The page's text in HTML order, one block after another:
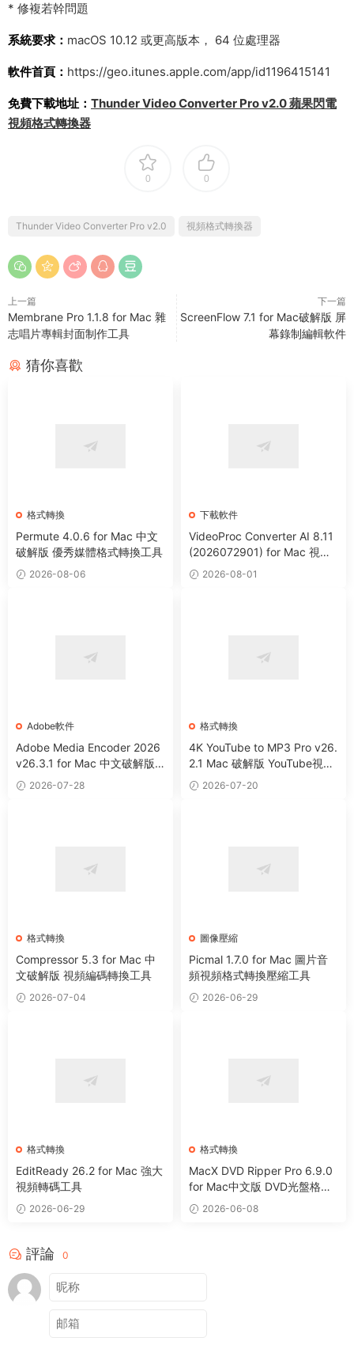
* 修複若幹問題
系統要求： macOS 10.12 或更高版本， 64 位處理器
軟件首頁： https://geo.itunes.apple.com/app/id1196415141
免費下載地址： Thunder Video Converter Pro v2.0 蘋果閃電
視頻格式轉換器
0 0
Thunder Video Converter Pro v2.0 視頻格式轉換器
上一篇
Membrane Pro 1.1.8 for Mac 雜
志唱片專輯封面制作工具
下一篇
ScreenFlow 7.1 for Mac破解版 屏
幕錄制編輯軟件
猜你喜歡
格式轉換
Permute 4.0.6 for Mac 中文
破解版 優秀媒體格式轉換工具
2026-08-06
下載軟件
VideoProc Converter AI 8.11
(2026072901) for Mac 視頻
編輯處理下載格式轉換工具
2026-08-01
Adobe軟件
Adobe Media Encoder 2026
v26.3.1 for Mac 中文破解版
視頻音頻編碼器
2026-07-28
格式轉換
4K YouTube to MP3 Pro v26.
2.1 Mac 破解版 YouTube視頻
轉MP3工具
2026-07-20
格式轉換
Compressor 5.3 for Mac 中
文破解版 視頻編碼轉換工具
2026-07-04
圖像壓縮
Picmal 1.7.0 for Mac 圖片音
頻視頻格式轉換壓縮工具
2026-06-29
格式轉換
EditReady 26.2 for Mac 強大
視頻轉碼工具
2026-06-29
格式轉換
MacX DVD Ripper Pro 6.9.0
for Mac中文版 DVD光盤格式
轉換器
2026-06-08
評論 0